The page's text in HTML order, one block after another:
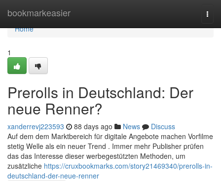
bookmarkeasier
Home
Home
1
Prerolls in Deutschland: Der
neue Renner?
xanderrevj223593 88 days ago News
Discuss
Auf dem dem Marktbereich für digitale Angebote machen Vorfilme
stetig Welle als ein neuer Trend . Immer mehr Publisher prüfen
das das Interesse dieser werbegestützten Methoden, um
zusätzliche https://cruxbookmarks.com/story21469340/prerolls-in-
deutschland-der-neue-renner